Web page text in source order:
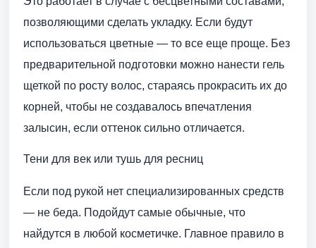
позволяющими сделать укладку. Если будут
использоваться цветные — то все еще проще. Без
предварительной подготовки можно нанести гель
щеткой по росту волос, стараясь прокрасить их до
корней, чтобы не создавалось впечатления
залысин, если оттенок сильно отличается.
Тени для век или тушь для ресниц
Если под рукой нет специализированных средств
— не беда. Подойдут самые обычные, что
найдутся в любой косметичке. Главное правило в